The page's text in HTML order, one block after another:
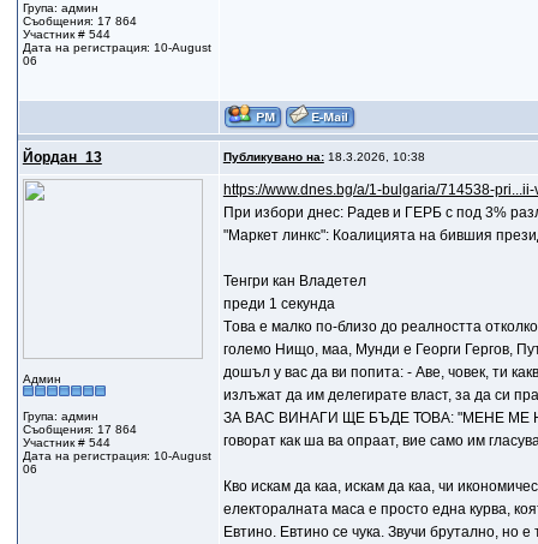
Група: админ
Съобщения: 17 864
Участник # 544
Дата на регистрация: 10-August
06
Йордан_13 Публикувано на:18.3.2026, 10:38
Админ
Група: админ
Съобщения: 17 864
Участник # 544
Дата на регистрация: 10-August
06
https://www.dnes.bg/a/1-bulgaria/714538-
При избори днес: Радев и ГЕРБ с под 3%
"Маркет линкс": Коалицията на бившия
Тенгри кан Владетел
преди 1 секунда
Tова е малко по-близо до реалността
големо Нищо, маа, Мунди е Георги Гергов,
дошъл у вас да ви попита: - Аве, човек, ти
излъжат да им делегирате власт, за да си
ЗА ВАС ВИНАГИ ЩЕ БЪДЕ ТОВА: "МЕНЕ МЕ
говорат как ша ва опраат, вие само им
Кво искам да каа, искам да каа, чи
електоралната маса е просто една курва,
Евтино. Евтино се чука. Звучи брутално, но е